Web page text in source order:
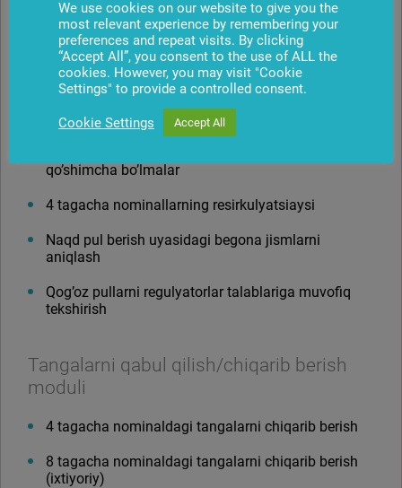
darajasi – 300 mm
All-in kassetasining maksimal to’lish darajasi – 500
mm
CCMS (Cash Cycle Management Solutions)
funksiyasini qo’llab-quvvatlovchi kassetalar
qo’shimcha bo’lmalar
4 tagacha nominallarning resirkulyatsiaysi
Naqd pul berish uyasidagi begona jismlarni
aniqlash
Qog’oz pullarni regulyatorlar talablariga muvofiq
tekshirish
Tangalarni qabul qilish/chiqarib berish
moduli
4 tagacha nominaldagi tangalarni chiqarib berish
8 tagacha nominaldagi tangalarni chiqarib berish
(ixtiyoriy)
We use cookies on our website to give you the
most relevant experience by remembering your
preferences and repeat visits. By clicking
“Accept All”, you consent to the use of ALL the
cookies. However, you may visit "Cookie
Settings" to provide a controlled consent.
Cookie Settings Accept All